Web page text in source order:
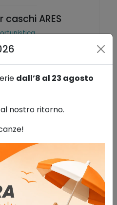
caschi ARES
IVA esclusa
AL CARRELLO
lista dei desideri
dall’8 al 23 agosto
nostro ritorno.